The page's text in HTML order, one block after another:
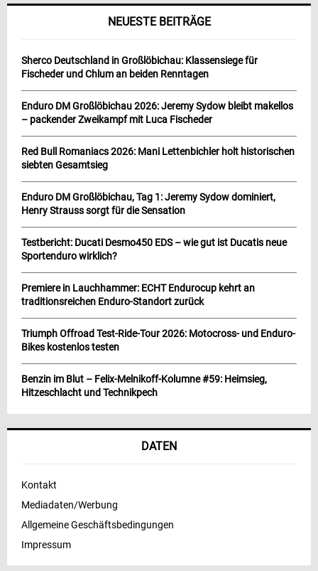
NEUESTE BEITRÄGE
Sherco Deutschland in Großlöbichau: Klassensiege für
Fischeder und Chlum an beiden Renntagen
Enduro DM Großlöbichau 2026: Jeremy Sydow bleibt makellos
– packender Zweikampf mit Luca Fischeder
Red Bull Romaniacs 2026: Mani Lettenbichler holt historischen
siebten Gesamtsieg
Enduro DM Großlöbichau, Tag 1: Jeremy Sydow dominiert,
Henry Strauss sorgt für die Sensation
Testbericht: Ducati Desmo450 EDS – wie gut ist Ducatis neue
Sportenduro wirklich?
Premiere in Lauchhammer: ECHT Endurocup kehrt an
traditionsreichen Enduro-Standort zurück
Triumph Offroad Test-Ride-Tour 2026: Motocross- und Enduro-
Bikes kostenlos testen
Benzin im Blut – Felix-Melnikoff-Kolumne #59: Heimsieg,
Hitzeschlacht und Technikpech
DATEN
Kontakt
Mediadaten/Werbung
Allgemeine Geschäftsbedingungen
Impressum